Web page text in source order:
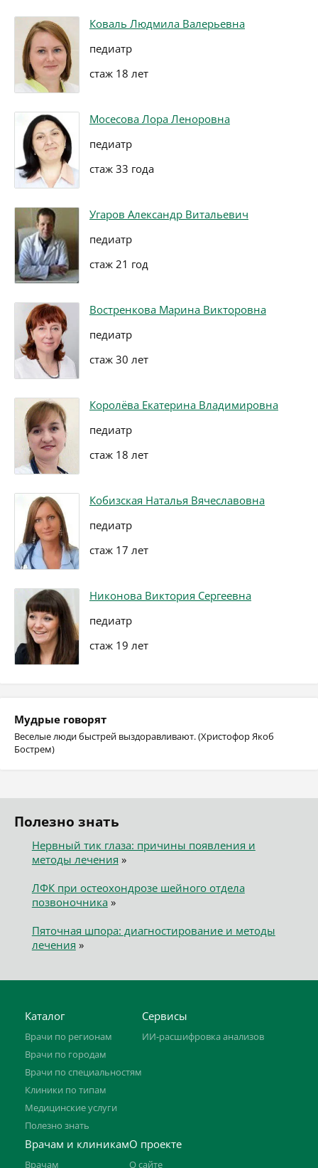
Коваль Людмила Валерьевна
педиатр
стаж 18 лет
Мосесова Лора Леноровна
педиатр
стаж 33 года
Угаров Александр Витальевич
педиатр
стаж 21 год
Востренкова Марина Викторовна
педиатр
стаж 30 лет
Королёва Екатерина Владимировна
педиатр
стаж 18 лет
Кобизская Наталья Вячеславовна
педиатр
стаж 17 лет
Никонова Виктория Сергеевна
педиатр
стаж 19 лет
Мудрые говорят
Веселые люди быстрей выздоравливают. (Христофор Якоб
Бострем)
Полезно знать
Нервный тик глаза: причины появления и
методы лечения »
ЛФК при остеохондрозе шейного отдела
позвоночника»
Пяточная шпора: диагностирование и методы
лечения »
Каталог
Врачи по регионам
Врачи по городам
Врачи по специальностям
Клиники по типам
Медицинские услуги
Полезно знать
Сервисы
ИИ-расшифровка анализов
Врачам и клиникам
Врачам
О проекте
О сайте